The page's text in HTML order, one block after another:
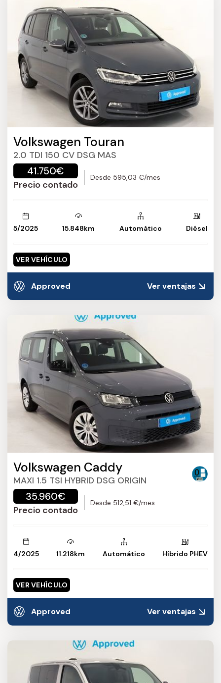
Volkswagen Touran
2.0 TDI 150 CV DSG MAS
41.750€
Precio contado
Desde 595,03 €/mes
5/2025 15.848km Automático Diésel
VER VEHÍCULO
Approved Ver ventajas
Volkswagen Caddy
MAXI 1.5 TSI HYBRID DSG ORIGIN
35.960€
Precio contado
Desde 512,51 €/mes
4/2025 11.218km Automático Híbrido PHEV
VER VEHÍCULO
Approved Ver ventajas